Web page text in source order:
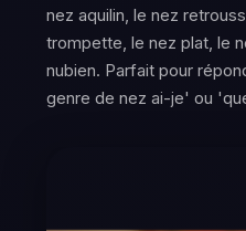
nez aquilin, le nez
trompette, le nez plat, le
nubien. Parfait pour
genre de nez ai-je' ou